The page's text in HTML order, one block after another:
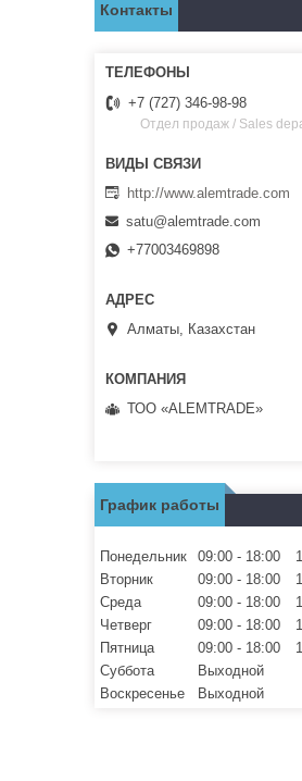
Контакты
+7 (727) 346-98-98
Отдел продаж / Sales
http://www.alemtrade.com
satu@alemtrade.com
+77003469898
Алматы, Казахстан
ТОО «ALEMTRADE»
График работы
Понедельник 09:00 18:00
Вторник
09:00 18:00
Среда
09:00 18:00
Четверг
09:00 18:00
Пятница
09:00 18:00
Суббота
Выходной
Воскресенье
Выходной